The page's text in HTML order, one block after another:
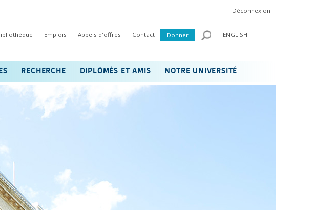
Déconnexion
Emplois Appels d'offres Contact Donner ENGLISH
RECHERCHE DIPLÔMÉS ET AMIS NOTRE UNIVERSITÉ